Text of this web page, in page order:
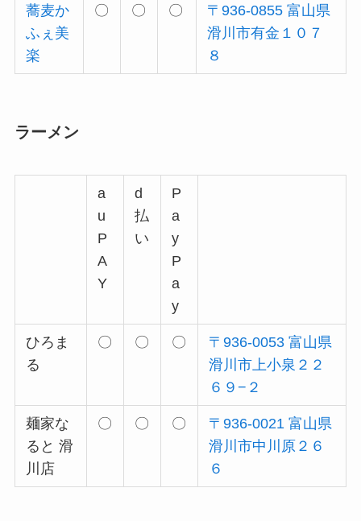
蕎麦か
ふぇ美
楽
〇 〇 〇
〒936-0855 富山県
滑川市有金１０７
８
ラーメン
a
u
P
A
Y
d
払
い
P
a
y
P
a
y
ひろま
る
〇 〇 〇
〒936-0053 富山県
滑川市上小泉２２
６９−２
麺家な
ると 滑
川店
〇 〇 〇
〒936-0021 富山県
滑川市中川原２６
６